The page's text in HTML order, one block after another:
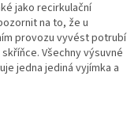
jako recirkulační
na to, že u
provozu vyvést potrubí
Všechny výsuvné
jedna jediná vyjímka a